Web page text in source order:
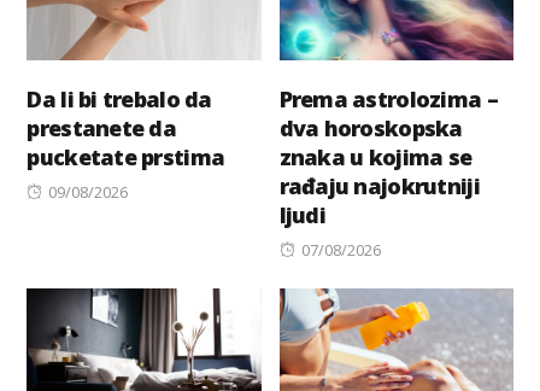
Da li bi trebalo da
prestanete da
pucketate prstima
Posted
09/08/2026
Prema astrolozima –
dva horoskopska
znaka u kojima se
rađaju najokrutniji
ljudi
Posted
07/08/2026